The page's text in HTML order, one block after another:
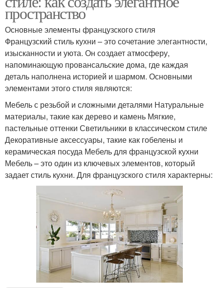
пространство
Основные элементы французского стиля
Французский стиль кухни – это сочетание элегантности,
изысканности и уюта. Он создает атмосферу,
напоминающую провансальские дома, где каждая
деталь наполнена историей и шармом. Основными
элементами этого стиля являются:
Мебель с резьбой и сложными деталями Натуральные
материалы, такие как дерево и камень Мягкие,
пастельные оттенки Светильники в классическом стиле
Декоративные аксессуары, такие как гобелены и
керамическая посуда Мебель для французской кухни
Мебель – это один из ключевых элементов, который
задает стиль кухни. Для французского стиля характерны: